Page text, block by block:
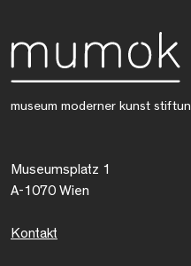
museum moderner kunst
Museumsplatz 1
A-1070 Wien
Kontakt